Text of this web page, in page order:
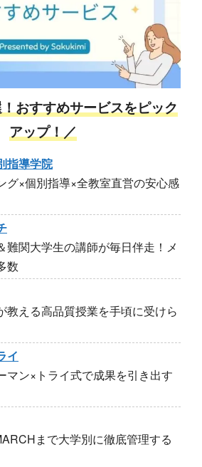
おすすめサービスをピック
アップ！／
指導学院
グ×個別指導×全教室直営の安心感
関大学生の講師が毎日伴走！メ
数
える高品質授業を手頃に受けら
イ
ン×トライ式で成果を引き出す
まで大学別に徹底管理する